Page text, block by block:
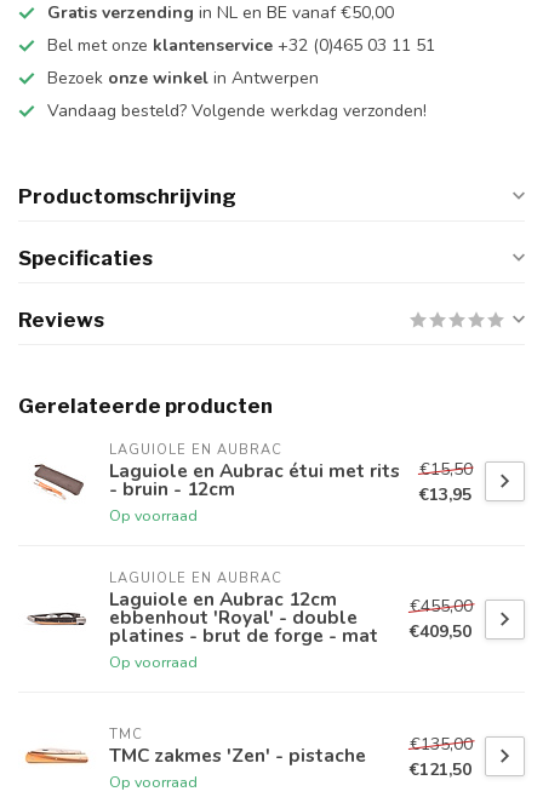
Gratis verzending in NL en BE vanaf €50,00
Bel met onze klantenservice +32 (0)465 03 11 51
Bezoek onze winkel in Antwerpen
Vandaag besteld? Volgende werkdag verzonden!
Productomschrijving
Specificaties
Reviews
Gerelateerde producten
LAGUIOLE EN AUBRAC
Laguiole en Aubrac étui met rits
- bruin - 12cm
Op voorraad
€15,50
€13,95
LAGUIOLE EN AUBRAC
Laguiole en Aubrac 12cm
ebbenhout 'Royal' - double
platines - brut de forge - mat
Op voorraad
€455,00
€409,50
TMC
TMC zakmes 'Zen' - pistache
Op voorraad
€135,00
€121,50